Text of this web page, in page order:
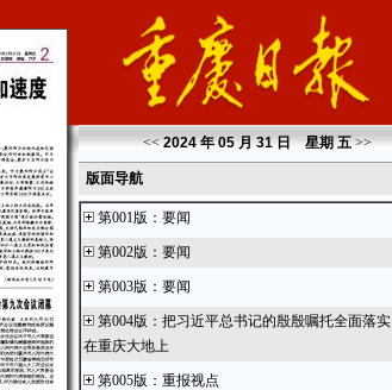
<< 2024 年 05 月 31 日 星期五 >>
版面导航
第001版 ： 要闻
第002版 ： 要闻
第003版 ： 要闻
第004版 ： 把习近平总书记的殷殷嘱托全面落实
在重庆大地上
第005版 ： 重报视点